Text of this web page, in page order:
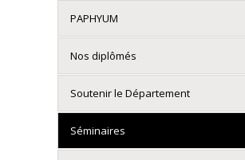
PAPHYUM
Nos diplômés
Soutenir le Département
Séminaires